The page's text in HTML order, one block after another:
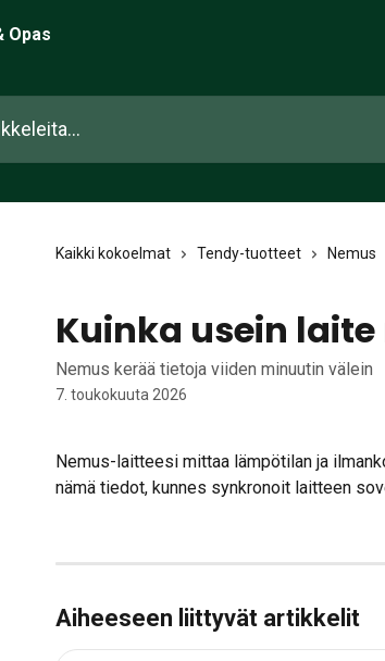
Kaikki kokoelmat Tendy-tuotteet Nemus
Kuinka usein
Nemus kerää tietoja viiden minuutin välein
7. toukokuuta 2026
Nemus-laitteesi mittaa lämpötilan ja
nämä tiedot, kunnes synkronoit laitteen
Aiheeseen liittyvät artikkelit